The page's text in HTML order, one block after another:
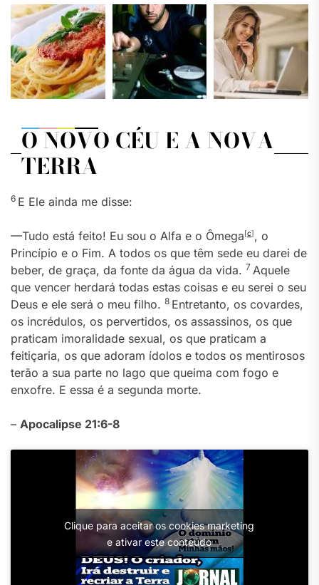
O NOVO CÉU E A NOVA
TERRA
6 E Ele ainda me disse:
—Tudo está feito! Eu sou o Alfa e o Ômega[c], o
Princípio e o Fim. A todos os que têm sede eu darei de
beber, de graça, da fonte da água da vida. 7 Aquele
que vencer herdará todas estas coisas e eu serei o seu
Deus e ele será o meu filho. 8 Entretanto, os covardes,
os incrédulos, os pervertidos, os assassinos, os que
praticam imoralidade sexual, os que praticam a
feitiçaria, os que adoram ídolos e todos os mentirosos
terão a sua parte no lago que queima com fogo e
enxofre. E essa é a segunda morte.
– Apocalipse 21:6-8
Clique para aceitar os cookies marketing
e ativar este conteúdo